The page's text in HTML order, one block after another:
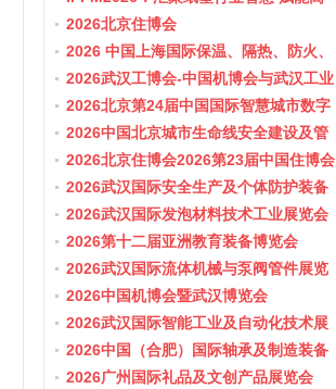
展览会
质健康发展
2026北京住博会
2026 中国上海国际保温、隔热、防火、
隔音新材料展览
2026武汉工博会-中国机博会与武汉工业
博览会
2026北京第24届中国国际智慧城市数字
化城市城市更新建设博览会(主办住建
部）
2026中国北京城市生命线安全建设及管
网博览会
2026北京住博会2026第23届中国住博会
2026住博会
2026武汉国际安全生产及个体防护装备
展览会
2026武汉国际发泡材料技术工业展览会
2026第十二届亚洲教育装备博览会
2026武汉国际流体机械与泵阀管件展览
会/阀门展
2026中国机博会暨武汉博览会
2026武汉国际智能工业及自动化技术展
览会
2026中国（合肥）国际轴承及制造装备
展览会
2026广州国际礼品及文创产品展览会